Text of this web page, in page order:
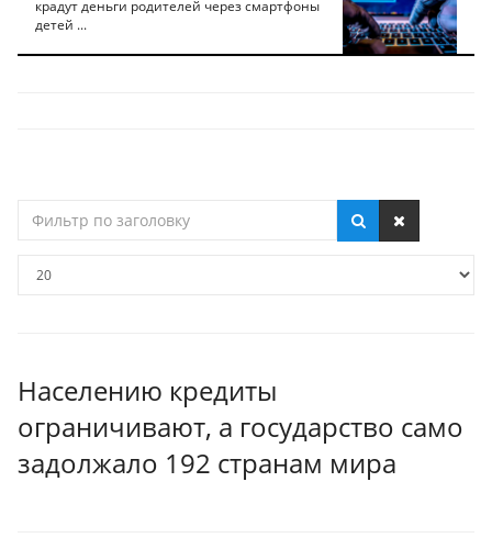
крадут деньги родителей через смартфоны
детей ...
по
Населению кредиты
ограничивают, а государство само
задолжало 192 странам мира